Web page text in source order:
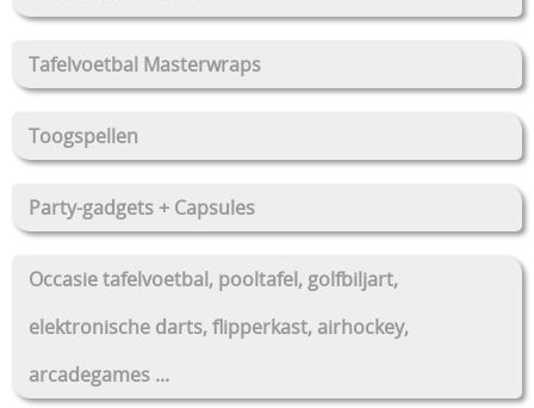
Tafelvoetbal Masterwraps
Toogspellen
Party-gadgets + Capsules
Occasie tafelvoetbal, pooltafel, golfbiljart,
elektronische darts, flipperkast, airhockey,
arcadegames ...